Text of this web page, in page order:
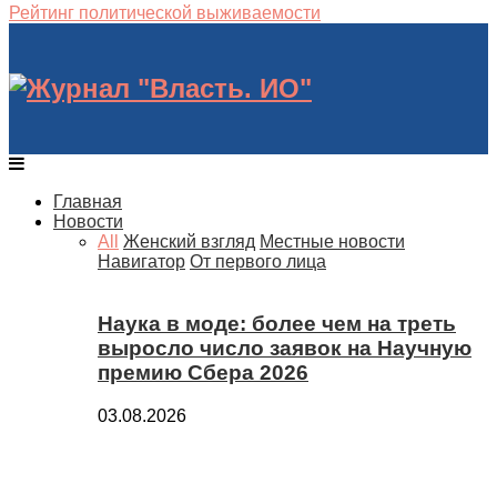
Рейтинг политической выживаемости
Главная
Новости
All
Женский взгляд Местные новости
Навигатор От первого лица
Наука в моде: более чем на треть
выросло число заявок на Научную
премию Сбера 2026
03.08.2026